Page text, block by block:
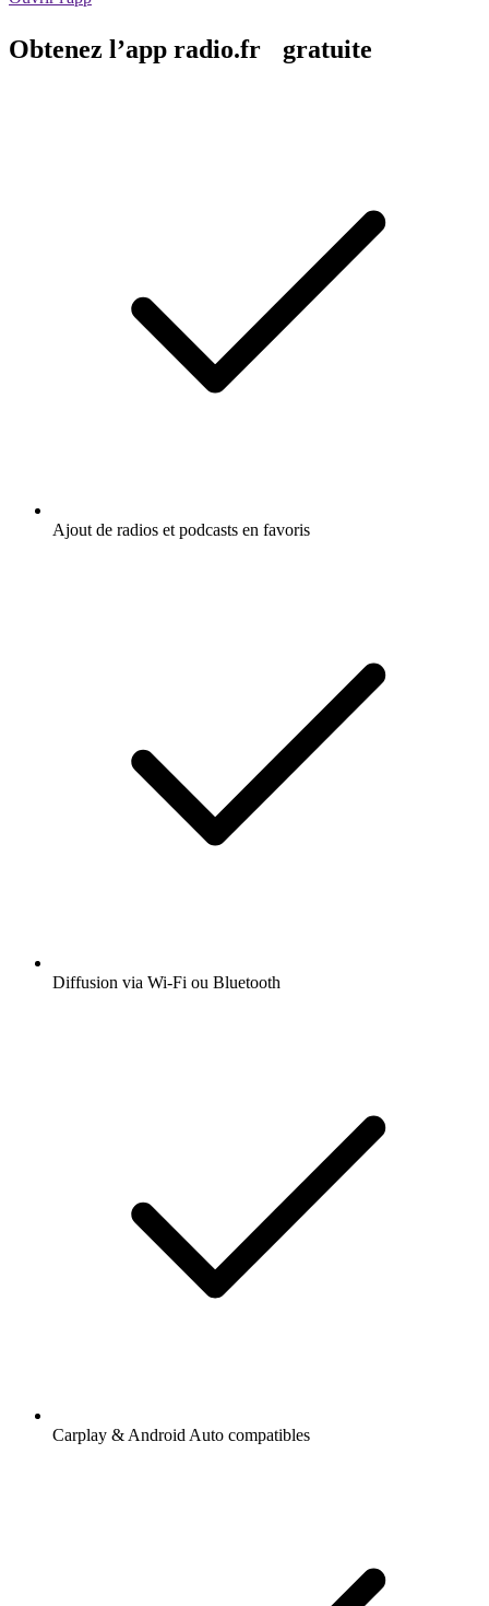
Obtenez l’app radio.fr gratuite
Ajout de radios et podcasts en favoris
Diffusion via Wi-Fi ou Bluetooth
Carplay & Android Auto compatibles